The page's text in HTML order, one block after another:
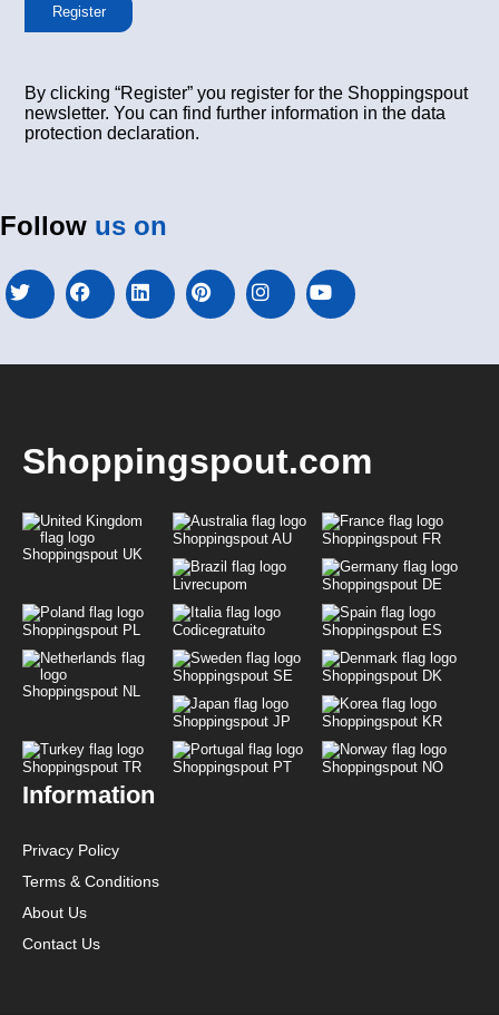
Register
By clicking “Register” you register for the Shoppingspout
newsletter. You can find further information in the data
protection declaration.
Follow us on
Shoppingspout.com
Shoppingspout UK
Shoppingspout AU Shoppingspout FR
Livrecupom Shoppingspout DE
Shoppingspout PL Codicegratuito Shoppingspout ES
Shoppingspout NL
Shoppingspout SE Shoppingspout DK
Shoppingspout JP Shoppingspout KR
Shoppingspout TR Shoppingspout PT Shoppingspout NO
Information
Privacy Policy
Terms & Conditions
About Us
Contact Us